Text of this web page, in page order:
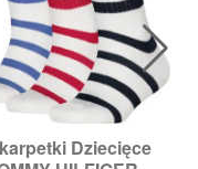
Dziecięce